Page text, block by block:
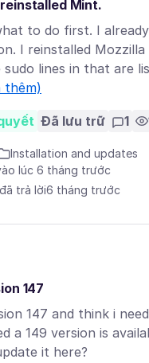
Mint.
to do first. I
I reinstalled
lines in that are
thêm)
Đã lưu trữ 1
Installation and updates
lúc 6 tháng trước
đã trả lời6 tháng trước
147
147 and think i
a 149 version is
it here?